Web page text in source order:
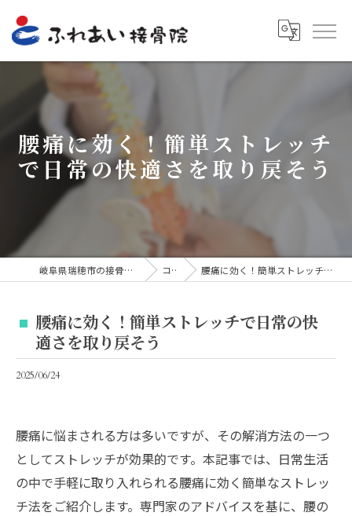
腰痛に効く！簡単ストレッチ
で日常の快適さを取り戻そう
岐阜県瑞穂市の接骨院ならふれあい接骨院 コラム 腰痛に効く！簡単ストレッチで日常の快適さを取り戻そう
腰痛に効く！簡単ストレッチで日常の快
適さを取り戻そう
2025/06/24
腰痛に悩まされる方は多いですが、その解消方法の一つ
としてストレッチが効果的です。本記事では、日常生活
の中で手軽に取り入れられる腰痛に効く簡単なストレッ
チ法をご紹介します。専門家のアドバイスを基に、腰の